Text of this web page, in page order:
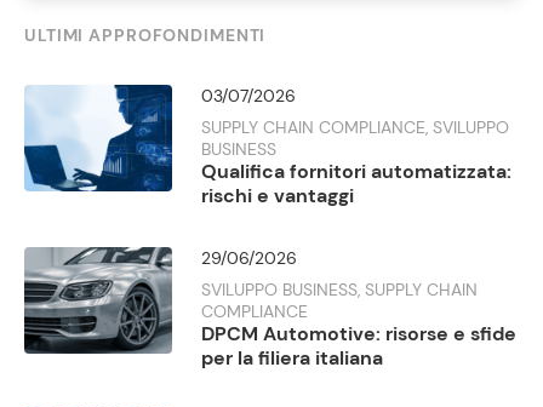
ULTIMI APPROFONDIMENTI
03/07/2026
SUPPLY CHAIN COMPLIANCE, SVILUPPO
BUSINESS
Qualifica fornitori automatizzata:
rischi e vantaggi
29/06/2026
SVILUPPO BUSINESS, SUPPLY CHAIN
COMPLIANCE
DPCM Automotive: risorse e sfide
per la filiera italiana